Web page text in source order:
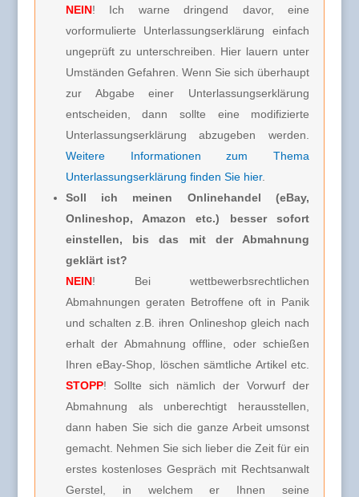
NEIN! Ich warne dringend davor, eine
vorformulierte Unterlassungserklärung einfach
ungeprüft zu unterschreiben. Hier lauern unter
Umständen Gefahren. Wenn Sie sich überhaupt
zur Abgabe einer Unterlassungserklärung
entscheiden, dann sollte eine modifizierte
Unterlassungserklärung abzugeben werden.
Weitere Informationen zum Thema
Unterlassungserklärung finden Sie hier.
Soll ich meinen Onlinehandel (eBay,
Onlineshop, Amazon etc.) besser sofort
einstellen, bis das mit der Abmahnung
geklärt ist?
NEIN! Bei wettbewerbsrechtlichen
Abmahnungen geraten Betroffene oft in Panik
und schalten z.B. ihren Onlineshop gleich nach
erhalt der Abmahnung offline, oder schießen
Ihren eBay-Shop, löschen sämtliche Artikel etc.
STOPP! Sollte sich nämlich der Vorwurf der
Abmahnung als unberechtigt herausstellen,
dann haben Sie sich die ganze Arbeit umsonst
gemacht. Nehmen Sie sich lieber die Zeit für ein
erstes kostenloses Gespräch mit Rechtsanwalt
Gerstel, in welchem er Ihnen seine